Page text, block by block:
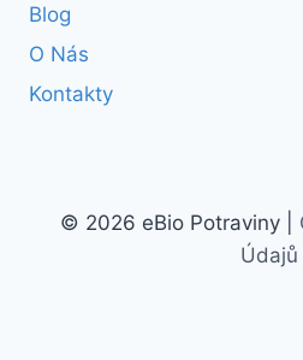
Blog
O Nás
Kontakty
© 2026 eBio Potraviny |
Údajů